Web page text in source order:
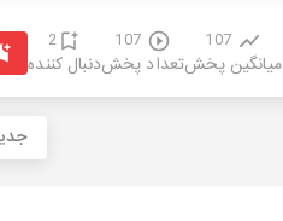
107
میانگین پخش
107
تعداد پخش
2
دنبال کننده